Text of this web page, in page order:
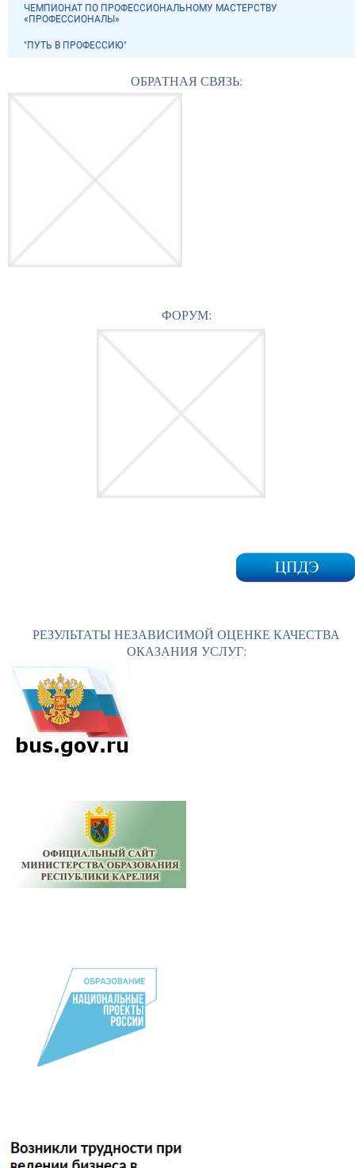
ЧЕМПИОНАТ ПО ПРОФЕССИОНАЛЬНОМУ МАСТЕРСТВУ
«ПРОФЕССИОНАЛЫ»
"ПУТЬ В ПРОФЕССИЮ"
ОБРАТНАЯ СВЯЗЬ:
ФОРУМ:
РЕЗУЛЬТАТЫ НЕЗАВИСИМОЙ ОЦЕНКЕ КАЧЕСТВА
ОКАЗАНИЯ УСЛУГ: